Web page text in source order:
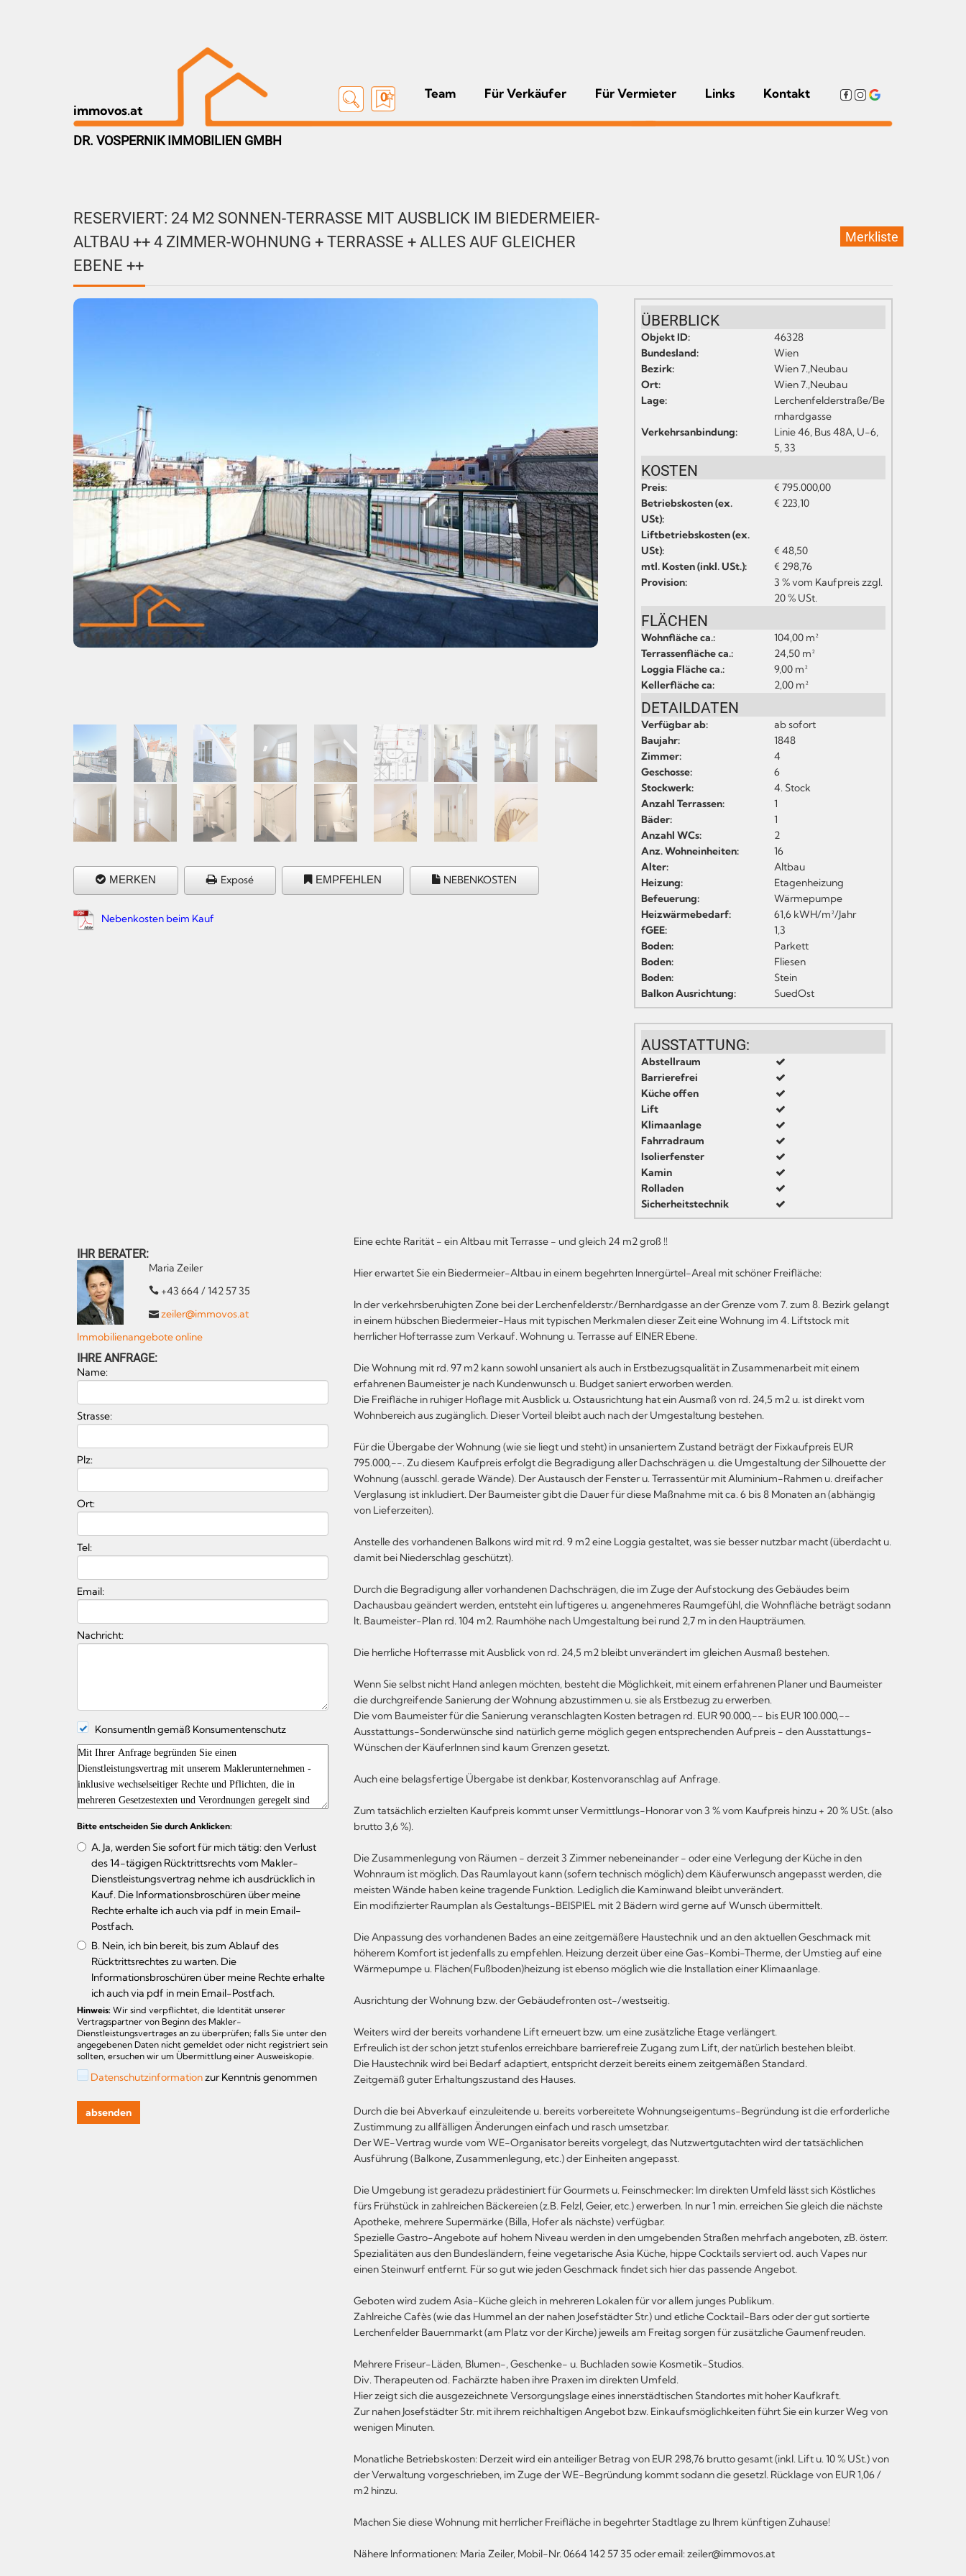
immovos.at
0 Team Für Verkäufer Für Vermieter Links Kontakt
DR. VOSPERNIK IMMOBILIEN GMBH
RESERVIERT: 24 M2 SONNEN-TERRASSE MIT AUSBLICK IM BIEDERMEIER-
ALTBAU ++ 4 ZIMMER-WOHNUNG + TERRASSE + ALLES AUF GLEICHER
EBENE ++
Merkliste
MERKEN Exposé EMPFEHLEN NEBENKOSTEN
Nebenkosten beim Kauf
ÜBERBLICK
Objekt ID:
46328
Bundesland:
Wien
Bezirk:
Wien 7.,Neubau
Ort:
Wien 7.,Neubau
Lage:
Lerchenfelderstraße/Be
rnhardgasse
Verkehrsanbindung:
Linie 46, Bus 48A, U-6,
5, 33
KOSTEN
Preis:
€ 795.000,00
Betriebskosten (ex.
USt):
€ 223,10
Liftbetriebskosten (ex.
USt):
€ 48,50
mtl. Kosten (inkl. USt.):
€ 298,76
Provision:
3 % vom Kaufpreis zzgl.
20 % USt.
FLÄCHEN
Wohnfläche ca.:
104,00 m²
Terrassenfläche ca.:
24,50 m²
Loggia Fläche ca.:
9,00 m²
Kellerfläche ca:
2,00 m²
DETAILDATEN
Verfügbar ab:
ab sofort
Baujahr:
1848
Zimmer:
4
Geschosse:
6
Stockwerk:
4. Stock
Anzahl Terrassen:
1
Bäder:
1
Anzahl WCs:
2
Anz. Wohneinheiten:
16
Alter:
Altbau
Heizung:
Etagenheizung
Befeuerung:
Wärmepumpe
Heizwärmebedarf:
61,6 kWH/m²/Jahr
fGEE:
1,3
Boden:
Parkett
Boden:
Fliesen
Boden:
Stein
Balkon Ausrichtung:
SuedOst
AUSSTATTUNG:
Abstellraum
Barrierefrei
Küche offen
Lift
Klimaanlage
Fahrradraum
Isolierfenster
Kamin
Rolladen
Sicherheitstechnik
IHR BERATER:
Maria Zeiler
+43 664 / 142 57 35
zeiler@immovos.at
Immobilienangebote online
IHRE ANFRAGE:
Name:
Strasse:
Plz:
Ort:
Tel:
Email:
Nachricht:
KonsumentIn gemäß Konsumentenschutz
Bitte entscheiden Sie durch Anklicken:
A. Ja, werden Sie sofort für mich tätig: den Verlust
des 14-tägigen Rücktrittsrechts vom Makler-
Dienstleistungsvertrag nehme ich ausdrücklich in
Kauf. Die Informationsbroschüren über meine
Rechte erhalte ich auch via pdf in mein Email-
Postfach.
B. Nein, ich bin bereit, bis zum Ablauf des
Rücktrittsrechtes zu warten. Die
Informationsbroschüren über meine Rechte erhalte
ich auch via pdf in mein Email-Postfach.
Hinweis: Wir sind verpflichtet, die Identität unserer
Vertragspartner von Beginn des Makler-
Dienstleistungsvertrages an zu überprüfen; falls Sie unter den
angegebenen Daten nicht gemeldet oder nicht registriert sein
sollten, ersuchen wir um Übermittlung einer Ausweiskopie.
Datenschutzinformationzur Kenntnis genommen
Eine echte Rarität - ein Altbau mit Terrasse - und gleich 24 m2 groß !!
Hier erwartet Sie ein Biedermeier-Altbau in einem begehrten Innergürtel-Areal mit schöner Freifläche:
In der verkehrsberuhigten Zone bei der Lerchenfelderstr./Bernhardgasse an der Grenze vom 7. zum 8. Bezirk gelangt
in einem hübschen Biedermeier-Haus mit typischen Merkmalen dieser Zeit eine Wohnung im 4. Liftstock mit
herrlicher Hofterrasse zum Verkauf. Wohnung u. Terrasse auf EINER Ebene.
Die Wohnung mit rd. 97 m2 kann sowohl unsaniert als auch in Erstbezugsqualität in Zusammenarbeit mit einem
erfahrenen Baumeister je nach Kundenwunsch u. Budget saniert erworben werden.
Die Freifläche in ruhiger Hoflage mit Ausblick u. Ostausrichtung hat ein Ausmaß von rd. 24,5 m2 u. ist direkt vom
Wohnbereich aus zugänglich. Dieser Vorteil bleibt auch nach der Umgestaltung bestehen.
Für die Übergabe der Wohnung (wie sie liegt und steht) in unsaniertem Zustand beträgt der Fixkaufpreis EUR
795.000,--. Zu diesem Kaufpreis erfolgt die Begradigung aller Dachschrägen u. die Umgestaltung der Silhouette der
Wohnung (ausschl. gerade Wände). Der Austausch der Fenster u. Terrassentür mit Aluminium-Rahmen u. dreifacher
Verglasung ist inkludiert. Der Baumeister gibt die Dauer für diese Maßnahme mit ca. 6 bis 8 Monaten an (abhängig
von Lieferzeiten).
Anstelle des vorhandenen Balkons wird mit rd. 9 m2 eine Loggia gestaltet, was sie besser nutzbar macht (überdacht u.
damit bei Niederschlag geschützt).
Durch die Begradigung aller vorhandenen Dachschrägen, die im Zuge der Aufstockung des Gebäudes beim
Dachausbau geändert werden, entsteht ein luftigeres u. angenehmeres Raumgefühl, die Wohnfläche beträgt sodann
lt. Baumeister-Plan rd. 104 m2. Raumhöhe nach Umgestaltung bei rund 2,7 m in den Haupträumen.
Die herrliche Hofterrasse mit Ausblick von rd. 24,5 m2 bleibt unverändert im gleichen Ausmaß bestehen.
Wenn Sie selbst nicht Hand anlegen möchten, besteht die Möglichkeit, mit einem erfahrenen Planer und Baumeister
die durchgreifende Sanierung der Wohnung abzustimmen u. sie als Erstbezug zu erwerben.
Die vom Baumeister für die Sanierung veranschlagten Kosten betragen rd. EUR 90.000,-- bis EUR 100.000,--
Ausstattungs-Sonderwünsche sind natürlich gerne möglich gegen entsprechenden Aufpreis - den Ausstattungs-
Wünschen der KäuferInnen sind kaum Grenzen gesetzt.
Auch eine belagsfertige Übergabe ist denkbar, Kostenvoranschlag auf Anfrage.
Zum tatsächlich erzielten Kaufpreis kommt unser Vermittlungs-Honorar von 3 % vom Kaufpreis hinzu + 20 % USt. (also
brutto 3,6 %).
Die Zusammenlegung von Räumen - derzeit 3 Zimmer nebeneinander - oder eine Verlegung der Küche in den
Wohnraum ist möglich. Das Raumlayout kann (sofern technisch möglich) dem Käuferwunsch angepasst werden, die
meisten Wände haben keine tragende Funktion. Lediglich die Kaminwand bleibt unverändert.
Ein modifizierter Raumplan als Gestaltungs-BEISPIEL mit 2 Bädern wird gerne auf Wunsch übermittelt.
Die Anpassung des vorhandenen Bades an eine zeitgemäßere Haustechnik und an den aktuellen Geschmack mit
höherem Komfort ist jedenfalls zu empfehlen. Heizung derzeit über eine Gas-Kombi-Therme, der Umstieg auf eine
Wärmepumpe u. Flächen(Fußboden)heizung ist ebenso möglich wie die Installation einer Klimaanlage.
Ausrichtung der Wohnung bzw. der Gebäudefronten ost-/westseitig.
Weiters wird der bereits vorhandene Lift erneuert bzw. um eine zusätzliche Etage verlängert.
Erfreulich ist der schon jetzt stufenlos erreichbare barrierefreie Zugang zum Lift, der natürlich bestehen bleibt.
Die Haustechnik wird bei Bedarf adaptiert, entspricht derzeit bereits einem zeitgemäßen Standard.
Zeitgemäß guter Erhaltungszustand des Hauses.
Durch die bei Abverkauf einzuleitende u. bereits vorbereitete Wohnungseigentums-Begründung ist die erforderliche
Zustimmung zu allfälligen Änderungen einfach und rasch umsetzbar.
Der WE-Vertrag wurde vom WE-Organisator bereits vorgelegt, das Nutzwertgutachten wird der tatsächlichen
Ausführung (Balkone, Zusammenlegung, etc.) der Einheiten angepasst.
Die Umgebung ist geradezu prädestiniert für Gourmets u. Feinschmecker: Im direkten Umfeld lässt sich Köstliches
fürs Frühstück in zahlreichen Bäckereien (z.B. Felzl, Geier, etc.) erwerben. In nur 1 min. erreichen Sie gleich die nächste
Apotheke, mehrere Supermärke (Billa, Hofer als nächste) verfügbar.
Spezielle Gastro-Angebote auf hohem Niveau werden in den umgebenden Straßen mehrfach angeboten, zB. österr.
Spezialitäten aus den Bundesländern, feine vegetarische Asia Küche, hippe Cocktails serviert od. auch Vapes nur
einen Steinwurf entfernt. Für so gut wie jeden Geschmack findet sich hier das passende Angebot.
Geboten wird zudem Asia-Küche gleich in mehreren Lokalen für vor allem junges Publikum.
Zahlreiche Cafès (wie das Hummel an der nahen Josefstädter Str.) und etliche Cocktail-Bars oder der gut sortierte
Lerchenfelder Bauernmarkt (am Platz vor der Kirche) jeweils am Freitag sorgen für zusätzliche Gaumenfreuden.
Mehrere Friseur-Läden, Blumen-, Geschenke- u. Buchladen sowie Kosmetik-Studios.
Div. Therapeuten od. Fachärzte haben ihre Praxen im direkten Umfeld.
Hier zeigt sich die ausgezeichnete Versorgungslage eines innerstädtischen Standortes mit hoher Kaufkraft.
Zur nahen Josefstädter Str. mit ihrem reichhaltigen Angebot bzw. Einkaufsmöglichkeiten führt Sie ein kurzer Weg von
wenigen Minuten.
Monatliche Betriebskosten: Derzeit wird ein anteiliger Betrag von EUR 298,76 brutto gesamt (inkl. Lift u. 10 % USt.) von
der Verwaltung vorgeschrieben, im Zuge der WE-Begründung kommt sodann die gesetzl. Rücklage von EUR 1,06 /
m2 hinzu.
Machen Sie diese Wohnung mit herrlicher Freifläche in begehrter Stadtlage zu Ihrem künftigen Zuhause!
Nähere Informationen: Maria Zeiler, Mobil-Nr. 0664 142 57 35 oder email: zeiler@immovos.at